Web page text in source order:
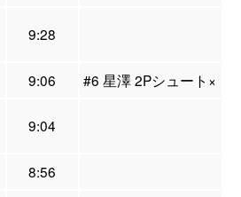
9:28
9:06
#6 星澤 2Pシュート×
9:04
8:56